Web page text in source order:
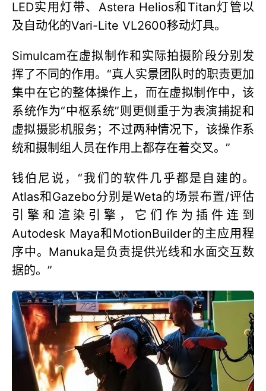
LED实用灯带、Astera Helios和Titan灯管以
及自动化的Vari-Lite VL2600移动灯具。
Simulcam在虚拟制作和实际拍摄阶段分别发
挥了不同的作用。“真人实景团队时的职责更加
集中在它的整体操作上，而在虚拟制作中，该
系统作为“中枢系统”则更侧重于为表演捕捉和
虚拟摄影机服务；不过两种情况下，该操作系
统和摄制组人员在作用上都存在着交叉。”
钱伯尼说，“我们的软件几乎都是自建的。
Atlas和Gazebo分别是Weta的场景布置/评估
引擎和渲染引擎，它们作为插件连到
Autodesk Maya和MotionBuilder的主应用程
序中。Manuka是负责提供光线和水面交互数
据的。”